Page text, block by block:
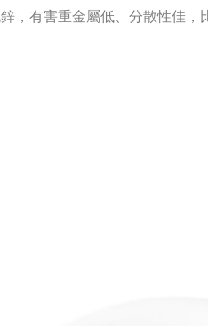
，有害重金屬低、分散性佳，